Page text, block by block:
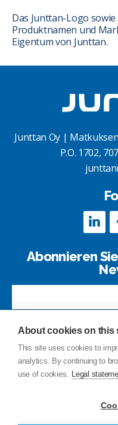
Das Junttan-Logo
Produktnamen und
Eigentum von Junttan.
Junttan Oy |
P.O. 1702,
Abonnieren
About cookies on this
This site uses cookies to
analytics. By continuing to
use of cookies. Legal